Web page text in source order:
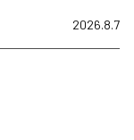
2026.8.7